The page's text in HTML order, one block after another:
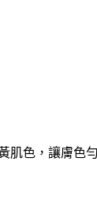
肌色，讓膚色